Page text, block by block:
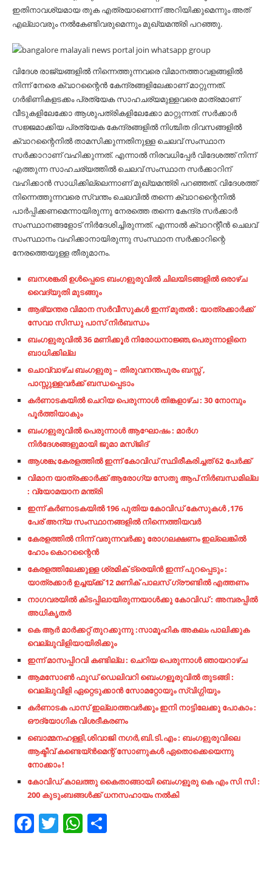
ഇതിനാവശ്യമായ തുക എത്രയാണെന്ന് അറിയിക്കുമെന്നും അത്
എല്ലാവരും നല്‍കേണ്ടിവരുമെന്നും മുഖ്യമന്ത്രി പറഞ്ഞു.
വിദേശ രാജ്യങ്ങളില്‍ നിന്നെത്തുന്നവരെ വിമാനത്താവളങ്ങളില്‍
നിന്ന് നേരെ ക്വാറന്റൈന്‍ കേന്ദ്രങ്ങളിലേക്കാണ് മാറ്റുന്നത്.
ഗര്‍ഭിണികളടക്കം പ്രത്യേക സാഹചര്യമുള്ളവരെ മാത്രമാണ്
വീടുകളിലേക്കോ ആശുപത്രികളിലേക്കോ മാറ്റുന്നത്. സര്‍ക്കാര്‍
സജ്ജമാക്കിയ പ്രത്യേക കേന്ദ്രങ്ങളില്‍ നിശ്ചിത ദിവസങ്ങളില്‍
ക്വാറന്റൈനില്‍ താമസിക്കുന്നതിനുള്ള ചെലവ് സംസ്ഥാന
സര്‍ക്കാറാണ് വഹിക്കുന്നത്. എന്നാല്‍ നിരവധിപ്പേര്‍ വിദേശത്ത് നിന്ന്
എത്തുന്ന സാഹചര്യത്തില്‍ ചെലവ് സംസ്ഥാന സര്‍ക്കാറിന്
വഹിക്കാന്‍ സാധിക്കില്ലെന്നാണ് മുഖ്യമന്ത്രി പറഞ്ഞത്. വിദേശത്ത്
നിന്നെത്തുന്നവരെ സ്വന്തം ചെലവില്‍ തന്നെ ക്വാറന്റൈനില്‍
പാര്‍പ്പിക്കണമെന്നായിരുന്നു നേരത്തെ തന്നെ കേന്ദ്ര സര്‍ക്കാര്‍
സംസ്ഥാനങ്ങളോട് നിര്‍ദേശിച്ചിരുന്നത്. എന്നാല്‍ ക്വാറന്റീന്‍ ചെലവ്
സംസ്ഥാനം വഹിക്കാനായിരുന്നു സംസ്ഥാന സര്‍ക്കാറിന്റെ
നേരത്തെയുള്ള തീരുമാനം.
ബനശങ്കരി ഉൾപ്പെടെ ബംഗളുരുവിൽ ചിലയിടങ്ങളിൽ ഒരാഴ്ച
വൈദ്യുതി മുടങ്ങും
ആഭ്യന്തര വിമാന സർവീസുകൾ ഇന്ന് മുതൽ : യാത്രക്കാർക്ക്
സേവാ സിന്ധു പാസ് നിർബന്ധം
ബംഗളുരുവിൽ 36 മണിക്കൂർ നിരോധനാജ്ഞ,പെരുന്നാളിനെ
ബാധിക്കില്ല
ചൊവ്വാഴ്ച ബംഗളുരു – തിരുവനന്തപുരം ബസ്സ് ,
പാസ്സുള്ളവർക്ക് ബന്ധപ്പെടാം
കർണാടകയിൽ ചെറിയ പെരുന്നാൾ തിങ്കളാഴ്ച : 30 നോമ്പും
പൂർത്തിയാകും
ബംഗളുരുവിൽ പെരുന്നാൾ ആഘോഷം : മാർഗ
നിർദേശങ്ങളുമായി ജുമാ മസ്ജിദ്
ആശങ്ക;കേരളത്തിൽ ഇന്ന് കോവിഡ് സ്ഥിരീകരിച്ചത് 62 പേര്‍ക്ക്
വിമാന യാത്രക്കാർക്ക് ആരോഗ്യ സേതു ആപ് നിർബന്ധമില്ല
: വ്യോമയാന മന്ത്രി
ഇന്ന് കർണാടകയിൽ 196 പുതിയ കോവിഡ് കേസുകൾ ,176
പേര് അന്യ സംസ്ഥാനങ്ങളിൽ നിന്നെത്തിയവർ
കേരളത്തിൽ നിന്ന് വരുന്നവർക്കു രോഗലക്ഷണം ഇല്ലെങ്കിൽ
ഹോം കൊറന്റൈൻ
കേരളത്തിലേക്കുള്ള ശ്രമിക് ട്രെയിൻ ഇന്ന് പുറപ്പെടും :
യാത്രക്കാർ ഉച്ചയ്ക്ക് 12 മണിക് പാലസ് ഗ്രൗണ്ടിൽ എത്തണം
നാഗവരയിൽ കിടപ്പിലായിരുന്നയാൾക്കു കോവിഡ് : അമ്പരപ്പിൽ
അധികൃതർ
കെ ആർ മാർക്കറ്റ് തുറക്കുന്നു :സാമൂഹിക അകലം പാലിക്കുക
വെല്ലുവിളിയായിരിക്കും
ഇന്ന് മാസപ്പിറവി കണ്ടില്ല : ചെറിയ പെരുന്നാൾ ഞായറാഴ്ച
ആമസോൺ ഫുഡ് ഡെലിവറി ബെംഗളൂരുവിൽ തുടങ്ങി :
വെല്ലുവിളി ഏറ്റെടുക്കാൻ സോമറ്റോയും സ്വിഗ്ഗിയും
കർണാടക പാസ് ഇല്ലാത്തവർക്കും ഇനി നാട്ടിലേക്കു പോകാം :
ഔദ്യോഗിക വിശദീകരണം
ബൊമ്മനഹള്ളി,ശിവാജി നഗർ,ബി.ടി.എം : ബംഗളുരുവിലെ
ആക്ടീവ് കണ്ടെയ്ൻമെന്റ് സോണുകൾ ഏതൊക്കെയെന്നു
നോക്കാം !
കോവിഡ് കാലത്തു കൈതാങ്ങായി ബെംഗളൂരു കെ എം സി സി :
200 കുടുംബങ്ങൾക്ക് ധനസഹായം നൽകി
Facebook
TwitterWhatsApp